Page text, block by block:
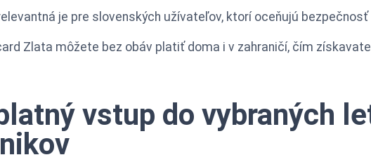
je pre slovenských užívateľov, ktorí oceňujú
Zlata môžete bez obáv platiť doma i v zahraničí, čím
vstup do vybraných